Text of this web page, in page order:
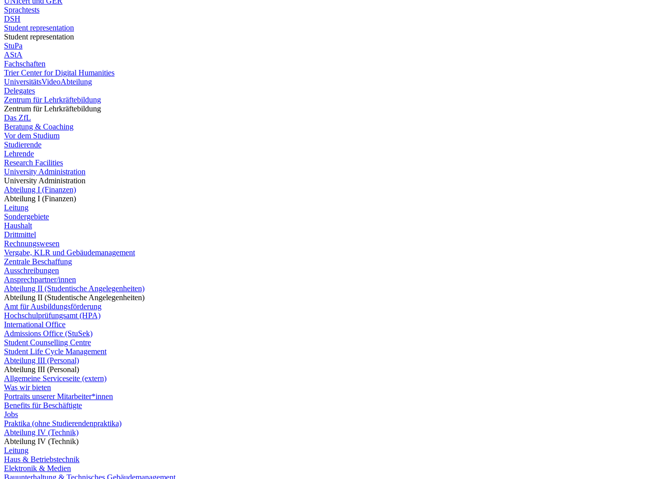
Sprachtests
DSH
Student representation
Student representation
StuPa
AStA
Fachschaften
Trier Center for Digital Humanities
UniversitätsVideoAbteilung
Delegates
Zentrum für Lehrkräftebildung
Zentrum für Lehrkräftebildung
Das ZfL
Beratung & Coaching
Vor dem Studium
Studierende
Lehrende
Research Facilities
University Administration
University Administration
Abteilung I (Finanzen)
Abteilung I (Finanzen)
Leitung
Sondergebiete
Haushalt
Drittmittel
Rechnungswesen
Vergabe, KLR und Gebäudemanagement
Zentrale Beschaffung
Ausschreibungen
Ansprechpartner/innen
Abteilung II (Studentische Angelegenheiten)
Abteilung II (Studentische Angelegenheiten)
Amt für Ausbildungsförderung
Hochschulprüfungsamt (HPA)
International Office
Admissions Office (StuSek)
Student Counselling Centre
Student Life Cycle Management
Abteilung III (Personal)
Abteilung III (Personal)
Allgemeine Serviceseite (extern)
Was wir bieten
Portraits unserer Mitarbeiter*innen
Benefits für Beschäftigte
Jobs
Praktika (ohne Studierendenpraktika)
Abteilung IV (Technik)
Abteilung IV (Technik)
Leitung
Haus & Betriebstechnik
Elektronik & Medien
Bauunterhaltung & Technisches Gebäudemanagement